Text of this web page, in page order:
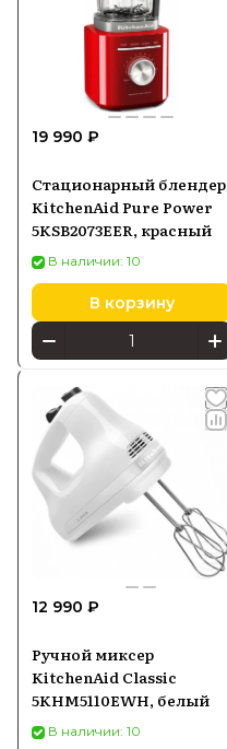
19 990 ₽
Стационарный блендер
KitchenAid Pure Power
5KSB2073EER, красный
В наличии: 10
В корзину
12 990 ₽
Ручной миксер
KitchenAid Classic
5KHM5110EWH, белый
В наличии: 10